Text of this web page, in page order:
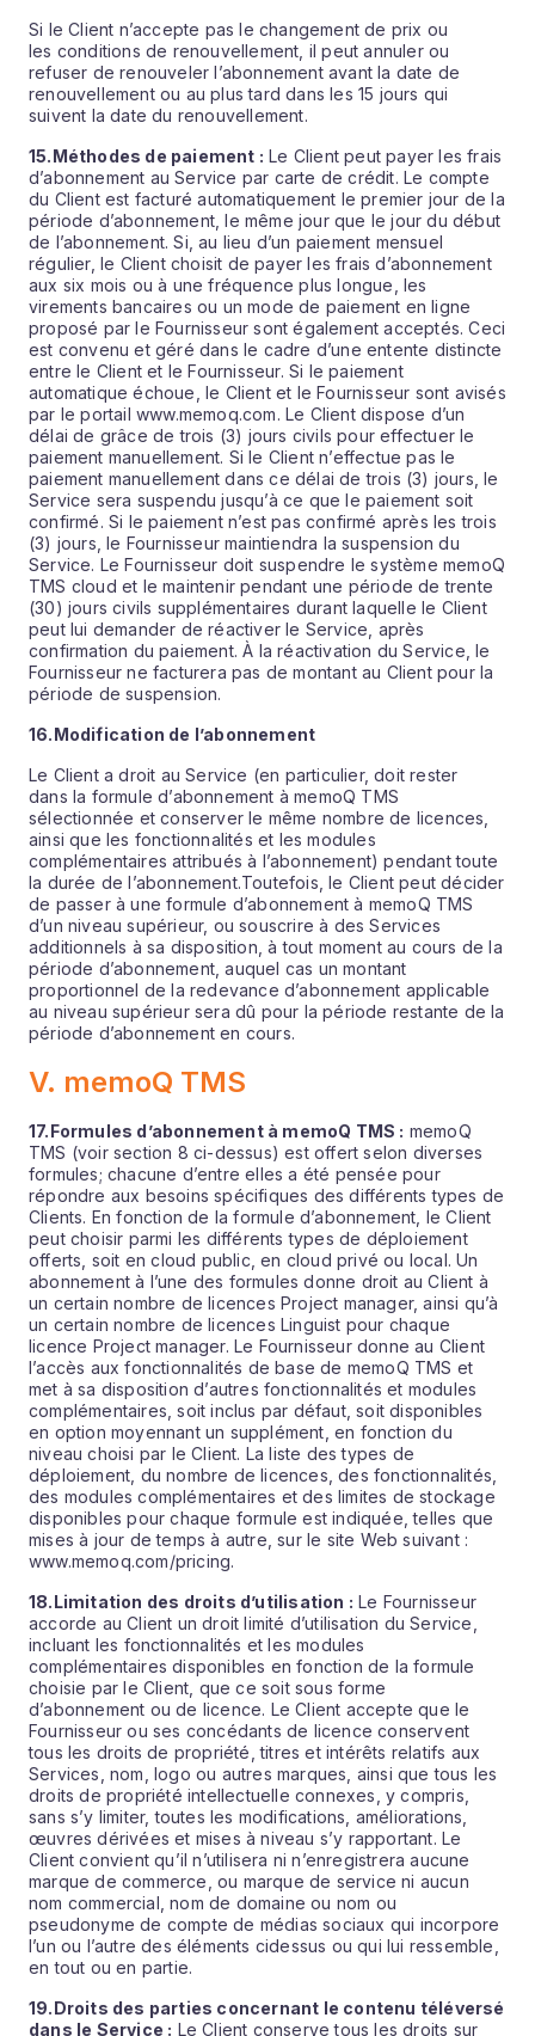
Si le Client n’accepte pas le changement de prix ou
les conditions de renouvellement, il peut annuler ou
refuser de renouveler l’abonnement avant la date de
renouvellement ou au plus tard dans les 15 jours qui
suivent la date du renouvellement.
15.Méthodes de paiement : Le Client peut payer les frais
d’abonnement au Service par carte de crédit. Le compte
du Client est facturé automatiquement le premier jour de la
période d’abonnement, le même jour que le jour du début
de l’abonnement. Si, au lieu d’un paiement mensuel
régulier, le Client choisit de payer les frais d’abonnement
aux six mois ou à une fréquence plus longue, les
virements bancaires ou un mode de paiement en ligne
proposé par le Fournisseur sont également acceptés. Ceci
est convenu et géré dans le cadre d’une entente distincte
entre le Client et le Fournisseur. Si le paiement
automatique échoue, le Client et le Fournisseur sont avisés
par le portail www.memoq.com. Le Client dispose d’un
délai de grâce de trois (3) jours civils pour effectuer le
paiement manuellement. Si le Client n’effectue pas le
paiement manuellement dans ce délai de trois (3) jours, le
Service sera suspendu jusqu’à ce que le paiement soit
confirmé. Si le paiement n’est pas confirmé après les trois
(3) jours, le Fournisseur maintiendra la suspension du
Service. Le Fournisseur doit suspendre le système memoQ
TMS cloud et le maintenir pendant une période de trente
(30) jours civils supplémentaires durant laquelle le Client
peut lui demander de réactiver le Service, après
confirmation du paiement. À la réactivation du Service, le
Fournisseur ne facturera pas de montant au Client pour la
période de suspension.
16.Modification de l’abonnement
Le Client a droit au Service (en particulier, doit rester
dans la formule d’abonnement à memoQ TMS
sélectionnée et conserver le même nombre de licences,
ainsi que les fonctionnalités et les modules
complémentaires attribués à l’abonnement) pendant toute
la durée de l’abonnement.Toutefois, le Client peut décider
de passer à une formule d’abonnement à memoQ TMS
d’un niveau supérieur, ou souscrire à des Services
additionnels à sa disposition, à tout moment au cours de la
période d’abonnement, auquel cas un montant
proportionnel de la redevance d’abonnement applicable
au niveau supérieur sera dû pour la période restante de la
période d’abonnement en cours.
V. memoQ TMS
17.Formules d’abonnement à memoQ TMS : memoQ
TMS (voir section 8 ci-dessus) est offert selon diverses
formules; chacune d’entre elles a été pensée pour
répondre aux besoins spécifiques des différents types de
Clients. En fonction de la formule d’abonnement, le Client
peut choisir parmi les différents types de déploiement
offerts, soit en cloud public, en cloud privé ou local. Un
abonnement à l’une des formules donne droit au Client à
un certain nombre de licences Project manager, ainsi qu’à
un certain nombre de licences Linguist pour chaque
licence Project manager. Le Fournisseur donne au Client
l’accès aux fonctionnalités de base de memoQ TMS et
met à sa disposition d’autres fonctionnalités et modules
complémentaires, soit inclus par défaut, soit disponibles
en option moyennant un supplément, en fonction du
niveau choisi par le Client. La liste des types de
déploiement, du nombre de licences, des fonctionnalités,
des modules complémentaires et des limites de stockage
disponibles pour chaque formule est indiquée, telles que
mises à jour de temps à autre, sur le site Web suivant :
www.memoq.com/pricing.
18.Limitation des droits d’utilisation : Le Fournisseur
accorde au Client un droit limité d’utilisation du Service,
incluant les fonctionnalités et les modules
complémentaires disponibles en fonction de la formule
choisie par le Client, que ce soit sous forme
d’abonnement ou de licence. Le Client accepte que le
Fournisseur ou ses concédants de licence conservent
tous les droits de propriété, titres et intérêts relatifs aux
Services, nom, logo ou autres marques, ainsi que tous les
droits de propriété intellectuelle connexes, y compris,
sans s’y limiter, toutes les modifications, améliorations,
œuvres dérivées et mises à niveau s’y rapportant. Le
Client convient qu’il n’utilisera ni n’enregistrera aucune
marque de commerce, ou marque de service ni aucun
nom commercial, nom de domaine ou nom ou
pseudonyme de compte de médias sociaux qui incorpore
l’un ou l’autre des éléments cidessus ou qui lui ressemble,
en tout ou en partie.
19.Droits des parties concernant le contenu téléversé
dans le Service : Le Client conserve tous les droits sur